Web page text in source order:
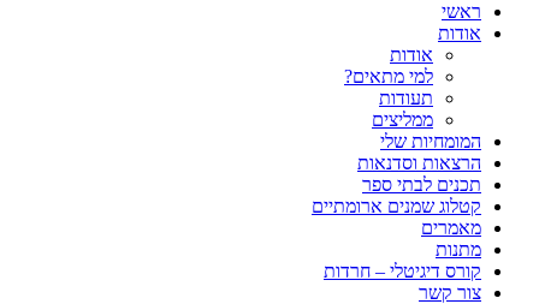
ראשי
אודות
אודות
למי מתאים?
תעודות
ממליצים
המומחיות שלי
הרצאות וסדנאות
תכנים לבתי ספר
קטלוג שמנים ארומתיים
מאמרים
מתנות
קורס דיגיטלי – חרדות
צור קשר